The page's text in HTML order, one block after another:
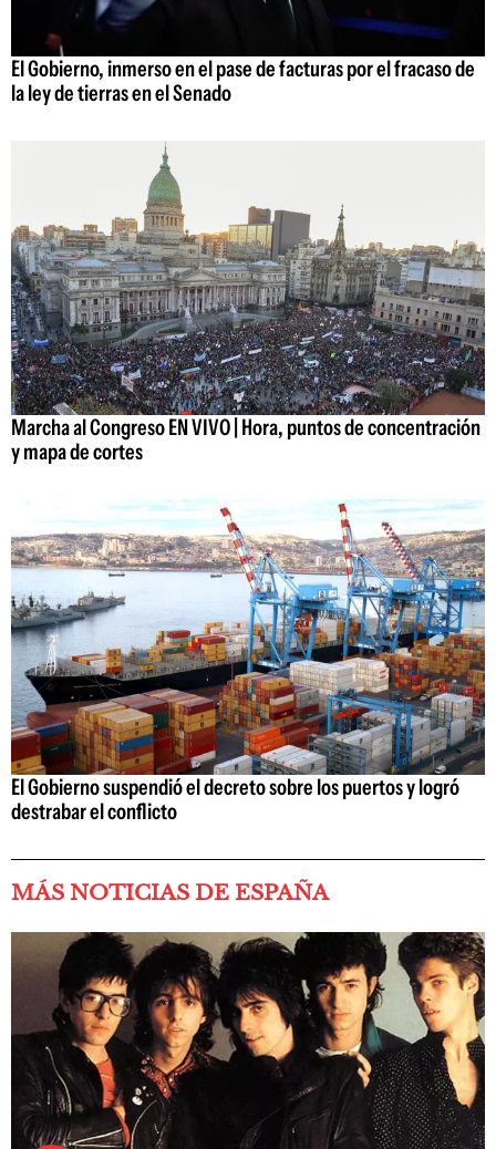
El Gobierno, inmerso en el pase de facturas por el fracaso de
la ley de tierras en el Senado
Marcha al Congreso EN VIVO | Hora, puntos de concentración
y mapa de cortes
El Gobierno suspendió el decreto sobre los puertos y logró
destrabar el conflicto
MÁS NOTICIAS DE ESPAÑA